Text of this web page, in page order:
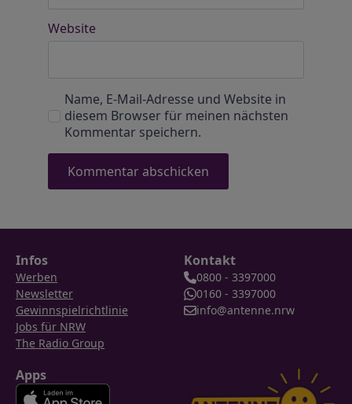
Website
Name, E-Mail-Adresse und Website in
diesem Browser für meinen nächsten
Kommentar speichern.
Infos
Werben
Newsletter
Gewinnspielrichtlinie
Jobs für NRW
The Radio Group
Kontakt
0800 - 3397000
0160 - 3397000
info@antenne.nrw
Apps